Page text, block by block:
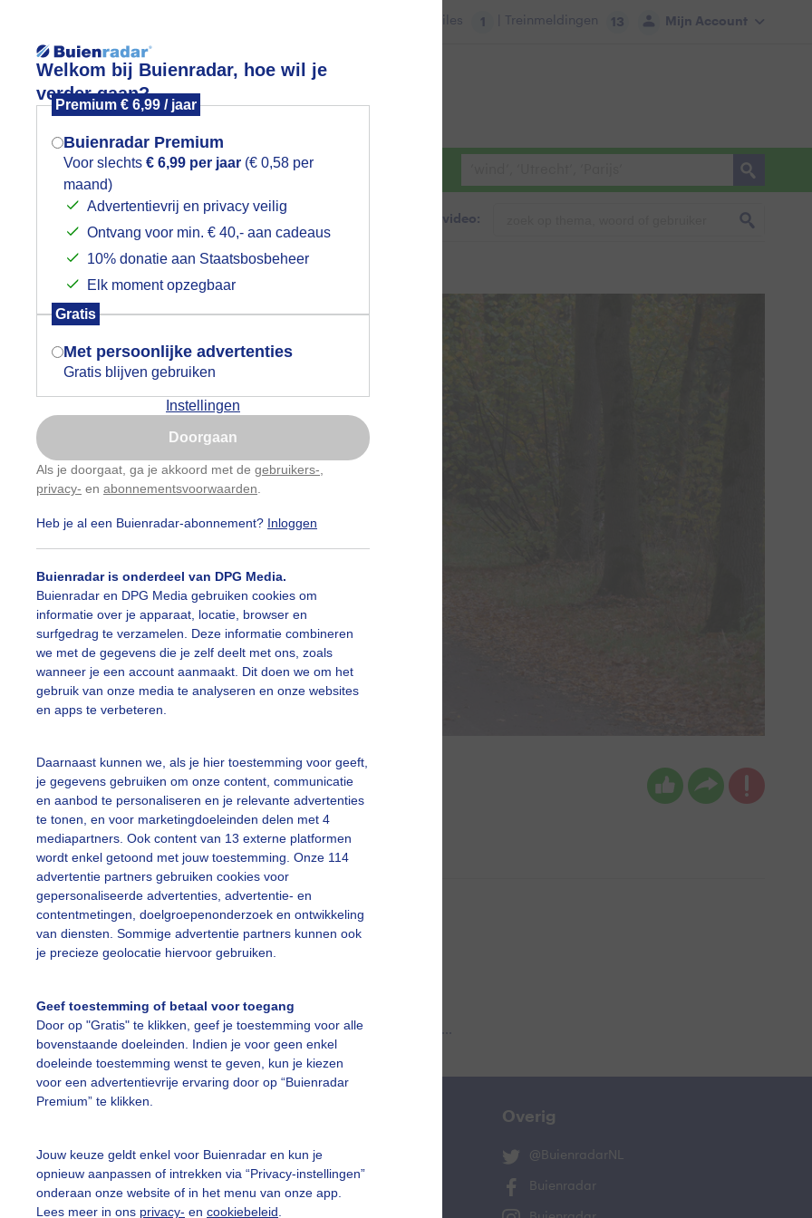
Welkom bij Buienradar, hoe wil je
verder gaan?
Premium € 6,99 / jaar
Buienradar Premium
Voor slechts € 6,99 per jaar (€ 0,58 per
maand)
Advertentievrij en privacy veilig
Ontvang voor min. € 40,- aan cadeaus
10% donatie aan Staatsbosbeheer
Elk moment opzegbaar
Gratis
Met persoonlijke advertenties
Gratis blijven gebruiken
Instellingen
Doorgaan
Als je doorgaat, ga je akkoord met de gebruikers-
privacy- en abonnementsvoorwaarden
Heb je al een Buienradar-abonnement? Inloggen
Buienradar is onderdeel van DPG Media.
Buienradar en DPG Media gebruiken cookies om
informatie over je apparaat, locatie, browser en
surfgedrag te verzamelen. Deze informatie combineren
we met de gegevens die je zelf deelt met ons, zoals
wanneer je een account aanmaakt. Dit doen we om het
gebruik van onze media te analyseren en onze websites
en apps te verbeteren.
Daarnaast kunnen we, als je hier toestemming voor geeft,
je gegevens gebruiken om onze content, communicatie
en aanbod te personaliseren en je relevante advertenties
te tonen, en voor marketingdoeleinden delen met 4
mediapartners. Ook content van 13 externe platformen
wordt enkel getoond met jouw toestemming. Onze 114
advertentie partners gebruiken cookies voor
gepersonaliseerde advertenties, advertentie- en
contentmetingen, doelgroepenonderzoek en ontwikkeling
van diensten. Sommige advertentie partners kunnen ook
je precieze geolocatie hiervoor gebruiken.
Geef toestemming of betaal voor toegang
Door op "Gratis" te klikken, geef je toestemming voor alle
bovenstaande doeleinden. Indien je voor geen enkel
doeleinde toestemming wenst te geven, kun je kiezen
voor een advertentievrije ervaring door op “Buienradar
Premium” te klikken.
Jouw keuze geldt enkel voor Buienradar en kun je
opnieuw aanpassen of intrekken via “Privacy-instellingen”
onderaan onze website of in het menu van onze app.
Lees meer in ons privacy- en cookiebeleid
Mijn Account
Files 1 | Treinmeldingen 13
Foto en video Weerzine
Zoeken in foto & video:
dikke jas kan wel weer aan
Jos Hebben Gemaakt: 16-11-2025, 26x bekeken
Wolken
slideshow
Een moment geduld aub...
vragen
De Bilt
Overig
@BuienradarNL
Buienradar
Mogen we je locatie gebruiken voor
het weer?
Indien je hier nog geen akkoord op hebt
gegeven, verschijnt er zo een pop-up uit
je browser waarin deze toestemming
gevraagd wordt.
Is goed, toon de popup
Nu niet, misschien later
Gebruik je Safari en wil je niet elke dag deze pop-up
Klikhierom dit aan te passen